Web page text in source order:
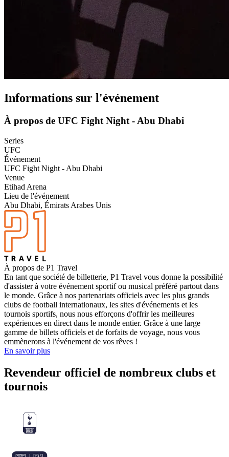
Informations sur l'événement
À propos de UFC Fight Night - Abu Dhabi
Series
UFC
Événement
UFC Fight Night - Abu Dhabi
Venue
Etihad Arena
Lieu de l'événement
Abu Dhabi, Émirats Arabes Unis
À propos de P1 Travel
En tant que société de billetterie, P1 Travel vous donne la possibilité
d'assister à votre événement sportif ou musical préféré partout dans
le monde. Grâce à nos partenariats officiels avec les plus grands
clubs de football internationaux, les sites d'événements et les
tournois sportifs, nous nous efforçons d'offrir les meilleures
expériences en direct dans le monde entier. Grâce à une large
gamme de billets officiels et de forfaits de voyage, nous vous
emmènerons à l'événement de vos rêves !
En savoir plus
Revendeur officiel de nombreux clubs et
tournois